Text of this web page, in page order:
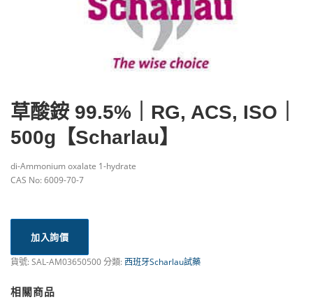
草酸銨 99.5%｜RG, ACS, ISO｜
500g【Scharlau】
di-Ammonium oxalate 1-hydrate
CAS No: 6009-70-7
加入詢價
貨號:SAL-AM03650500分類:西班牙Scharlau試藥
相關商品